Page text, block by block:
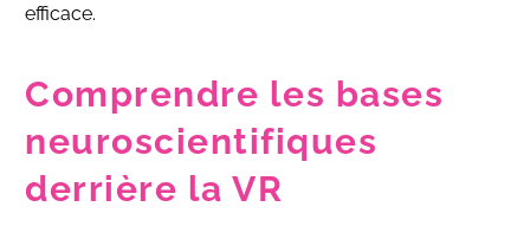
efficace.
Comprendre les bases
neuroscientifiques
derrière la VR